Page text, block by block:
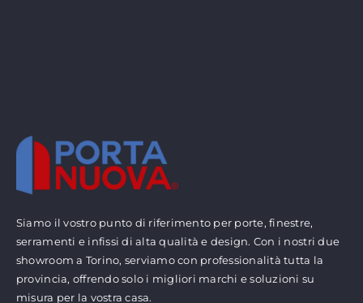
Siamo il vostro punto di riferimento per porte, finestre,
serramenti e infissi di alta qualità e design. Con i nostri due
showroom a Torino, serviamo con professionalità tutta la
provincia, offrendo solo i migliori marchi e soluzioni su
misura per la vostra casa.